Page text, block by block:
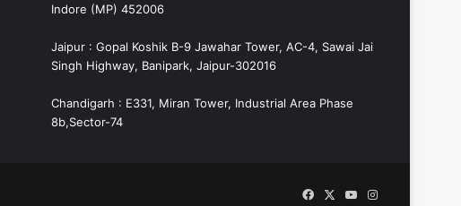
Indore (MP) 452006
Jaipur : Gopal Koshik B-9 Jawahar Tower, AC-4, Sawai Jai
Singh Highway, Banipark, Jaipur-302016
Chandigarh : E331, Miran Tower, Industrial Area Phase
8b,Sector-74
Facebook
X YouTubeInstagram